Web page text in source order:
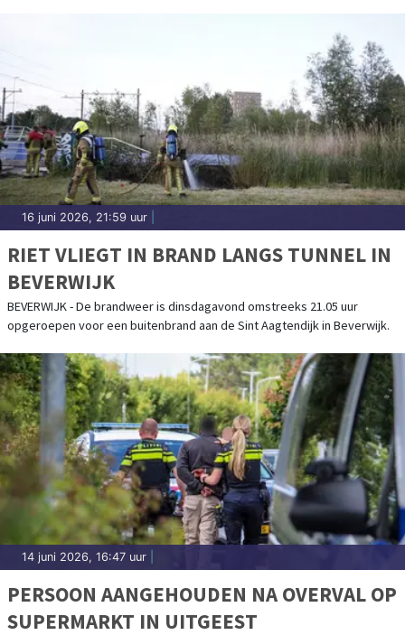
16 juni 2026, 21:59 uur
RIET VLIEGT IN BRAND LANGS TUNNEL IN
BEVERWIJK
BEVERWIJK - De brandweer is dinsdagavond omstreeks 21.05 uur
opgeroepen voor een buitenbrand aan de Sint Aagtendijk in Beverwijk.
14 juni 2026, 16:47 uur
PERSOON AANGEHOUDEN NA OVERVAL OP
SUPERMARKT IN UITGEEST